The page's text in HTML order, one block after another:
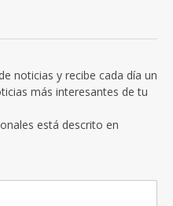
noticias y recibe cada día un
más interesantes de tu
está descrito en